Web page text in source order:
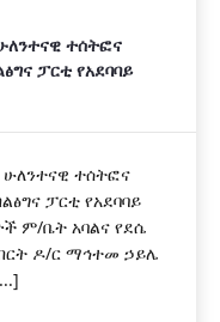
ተሰትፎና
ፓርቲ የአደባባይ
ተሰትፎና
ፓርቲ የአደባባይ
ም/ቤት አባልና የደሴ
ዶ/ር ማኅተመ ኃይሌ